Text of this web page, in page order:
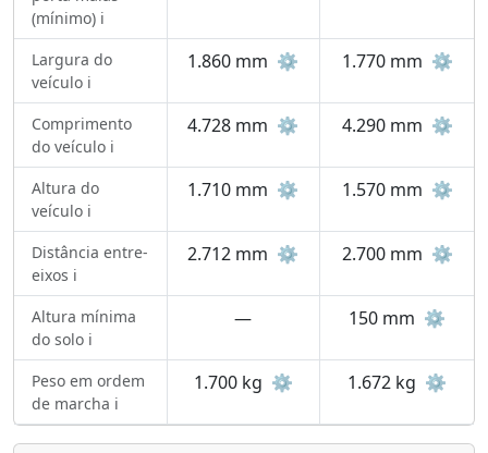
(mínimo) ℹ️
Largura do
veículo ℹ️
1.860 mm ⚙️ 1.770 mm ⚙️
Comprimento
do veículo ℹ️
4.728 mm ⚙️ 4.290 mm ⚙️
Altura do
veículo ℹ️
1.710 mm ⚙️ 1.570 mm ⚙️
Distância entre-
eixos ℹ️
2.712 mm ⚙️ 2.700 mm ⚙️
Altura mínima
do solo ℹ️
— 150 mm ⚙️
Peso em ordem
de marcha ℹ️
1.700 kg ⚙️ 1.672 kg ⚙️